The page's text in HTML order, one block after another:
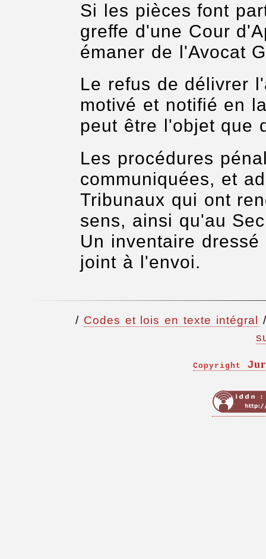
Si les pièces font
greffe d'une Cour
émaner de l'Avocat
Le refus de délivrer
motivé et notifié en
peut être l'objet que
Les procédures
communiquées, et
Tribunaux qui ont
sens, ainsi qu'au
Un inventaire
joint à l'envoi.
/ Codes et lois en texte intégral
Copyright J